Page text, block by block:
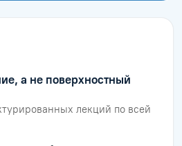
а не поверхностный
лекций по всей